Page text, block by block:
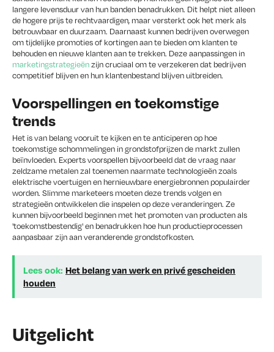
langere levensduur van hun banden benadrukken. Dit helpt niet alleen
de hogere prijs te rechtvaardigen, maar versterkt ook het merk als
betrouwbaar en duurzaam. Daarnaast kunnen bedrijven overwegen
om tijdelijke promoties of kortingen aan te bieden om klanten te
behouden en nieuwe klanten aan te trekken. Deze aanpassingen in
marketingstrategieënzijn cruciaal om te verzekeren dat bedrijven
competitief blijven en hun klantenbestand blijven uitbreiden.
Voorspellingen en toekomstige
trends
Het is van belang vooruit te kijken en te anticiperen op hoe
toekomstige schommelingen in grondstofprijzen de markt zullen
beïnvloeden. Experts voorspellen bijvoorbeeld dat de vraag naar
zeldzame metalen zal toenemen naarmate technologieën zoals
elektrische voertuigen en hernieuwbare energiebronnen populairder
worden. Slimme marketeers moeten deze trends volgen en
strategieën ontwikkelen die inspelen op deze veranderingen. Ze
kunnen bijvoorbeeld beginnen met het promoten van producten als
'toekomstbestendig' en benadrukken hoe hun productieprocessen
aanpasbaar zijn aan veranderende grondstofkosten.
Lees ook: Het belang van werk en privé gescheiden
houden
Uitgelicht